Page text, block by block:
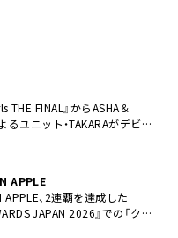
THE FINAL』からASHA＆
るユニット・TAKARAがデビュ
APPLE
APPLE、2連覇を達成した
JAPAN 2026』での「クス
パフォーマンスをYouTube公開